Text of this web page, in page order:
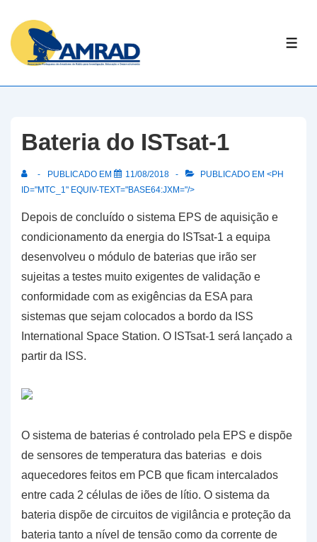
Skip
Content
Bateria do ISTsat-1
PUBLICADO EM 11/08/2018
PUBLICADO EM <PH
ID="MTC_1" EQUIV-TEXT="BASE64:JXM="/>
Depois de concluído o sistema EPS de aquisição e
condicionamento da energia do ISTsat-1 a equipa
desenvolveu o módulo de baterias que irão ser
sujeitas a testes muito exigentes de validação e
conformidade com as exigências da ESA para
sistemas que sejam colocados a bordo da ISS
International Space Station. O ISTsat-1 será lançado a
partir da ISS.
O sistema de baterias é controlado pela EPS e dispõe
de sensores de temperatura das baterias e dois
aquecedores feitos em PCB que ficam intercalados
entre cada 2 células de iões de lítio. O sistema da
bateria dispõe de circuitos de vigilância e proteção da
bateria tanto a nível de tensão como da corrente de